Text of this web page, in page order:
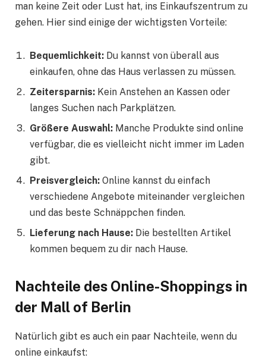
man keine Zeit oder Lust hat, ins Einkaufszentrum zu
gehen. Hier sind einige der wichtigsten Vorteile:
Bequemlichkeit: Du kannst von überall aus
einkaufen, ohne das Haus verlassen zu müssen.
Zeitersparnis: Kein Anstehen an Kassen oder
langes Suchen nach Parkplätzen.
Größere Auswahl: Manche Produkte sind online
verfügbar, die es vielleicht nicht immer im Laden
gibt.
Preisvergleich: Online kannst du einfach
verschiedene Angebote miteinander vergleichen
und das beste Schnäppchen finden.
Lieferung nach Hause: Die bestellten Artikel
kommen bequem zu dir nach Hause.
Nachteile des Online-Shoppings in
der Mall of Berlin
Natürlich gibt es auch ein paar Nachteile, wenn du
online einkaufst: